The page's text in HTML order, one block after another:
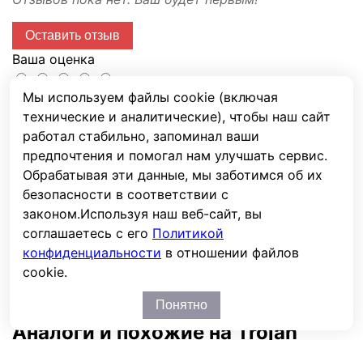
Мы используем файлы cookie (включая
технические и аналитические), чтобы наш сайт
работал стабильно, запоминал ваши
предпочтения и помогал нам улучшать сервис.
Обрабатывая эти данные, мы заботимся об их
безопасности в соответствии с
законом.Используя наш веб-сайт, вы
соглашаетесь с его Политикой
конфиденциальности в отношении файлов
cookie.
Понятно
Оставить отзыв
Ваша оценка
Имя
E-mail
Сообщение
Капча
Отправить
Перед публикацией отзывы проходят модерацию
Аналоги и похожие на Trojan